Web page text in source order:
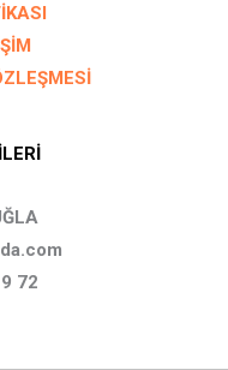
72